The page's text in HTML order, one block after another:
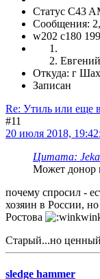
Статус C43
Сообщения:
w202 c180
Евгений
Откуда: г
Записан
Re: Утиль или еще
#11
20 июля 2018,
Цитата:
Может донор
почему спросил -
хозяин в России, но
Ростова
Старый...но
sledge hammer